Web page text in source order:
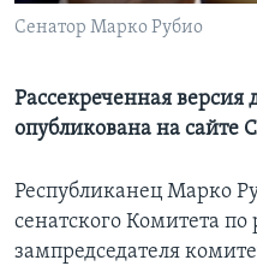
Языки
Сенатор Марко Рубио
Рассекреченная версия
опубликована на сайте
Республиканец Марко
сенатского Комитета по
зампредседателя